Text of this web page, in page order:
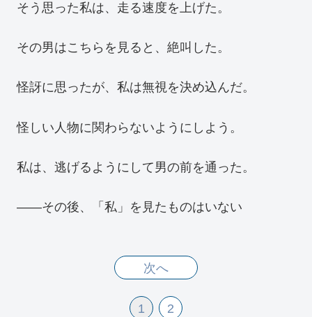
そう思った私は、走る速度を上げた。
その男はこちらを見ると、絶叫した。
怪訝に思ったが、私は無視を決め込んだ。
怪しい人物に関わらないようにしよう。
私は、逃げるようにして男の前を通った。
――その後、「私」を見たものはいない
次へ
1 2